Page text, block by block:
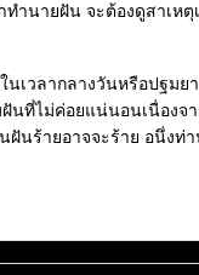
นายฝัน จะต้องดูสาเหตุ
เวลากลางวันหรือปฐ
ที่ไม่ค่อยแน่นอนเนื่อง
ฝันร้ายอาจจะร้าย อนึ่งท่า